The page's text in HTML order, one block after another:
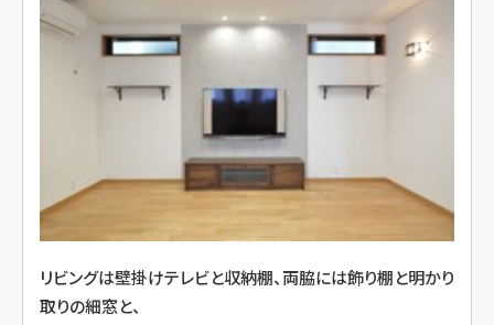
リビングは壁掛けテレビと収納棚、両脇には飾り棚と明かり
取りの細窓と、